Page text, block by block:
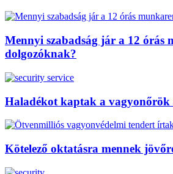
Mennyi szabadság jár a 12 órás
dolgozóknak?
Haladékot kaptak a vagyonőrök
Kötelező oktatásra mennek